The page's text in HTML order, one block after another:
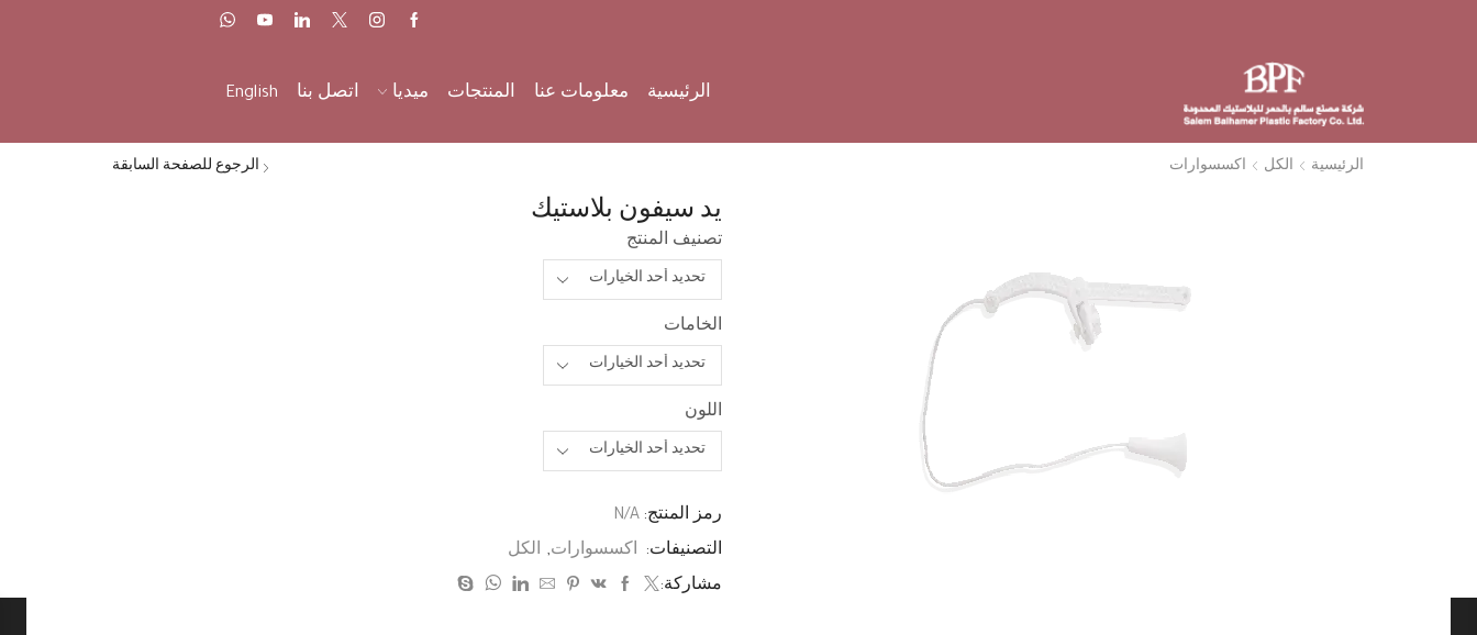
الرئيسية معلومات عنا المنتجات ميديا اتصل بنا English
الرئيسية الكل اكسسوارات الرجوع للصفحة السابقة
يد سيفون بلاستيك
تصنيف المنتج
الخامات
اللون
رمز المنتج: N/A
التصنيفات:
اكسسوارات, الكل
مشاركة: